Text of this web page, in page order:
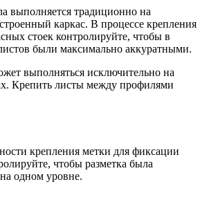
выполняется традиционно на
каркас. В процессе крепления
стоек контролируйте, чтобы в
были максимально аккуратными.
выполняться исключительно на
Крепить листы между профилями
крепления метки для фиксации
чтобы разметка была
одном уровне.